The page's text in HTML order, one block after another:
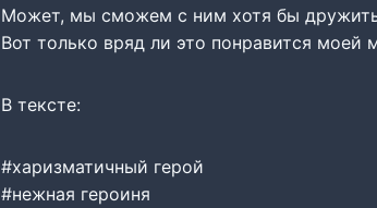
Может, мы сможем с ним хотя бы
Вот только вряд ли это понравится моей
В тексте:
#харизматичный герой
#нежная героиня